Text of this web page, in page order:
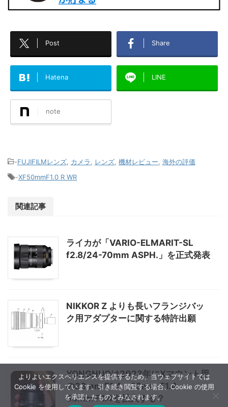
Post Share
Hatena LINE
note
-FUJIFILMレンズ カメラ レンズ 機材レビュー 海外の評価
-XF50mmF1.0 R WR
関連記事
ライカが「VARIO-ELMARIT-SL
f2.8/24-70mm ASPH.」を正式発表
NIKKOR Z よりも長いフランジバッ
ク用アダプターに関する特許出願
YONGNUOは2023年にXマウント用
の23mm F1.4・33mm F1.4・
56mm F1.4を投入する？
よりよいエクスペリエンスを提供するため、当ウェブサイトでは
Cookie を使用しています。引き続き閲覧する場合、Cookie の使用
を承諾したものとみなされます。